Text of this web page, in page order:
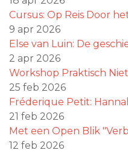
Cursus: Op Reis Door
9 apr 2026
Else van Luin: De
2 apr 2026
Workshop Praktisch
25 feb 2026
Fréderique Petit:
21 feb 2026
Met een Open Blik
12 feb 2026